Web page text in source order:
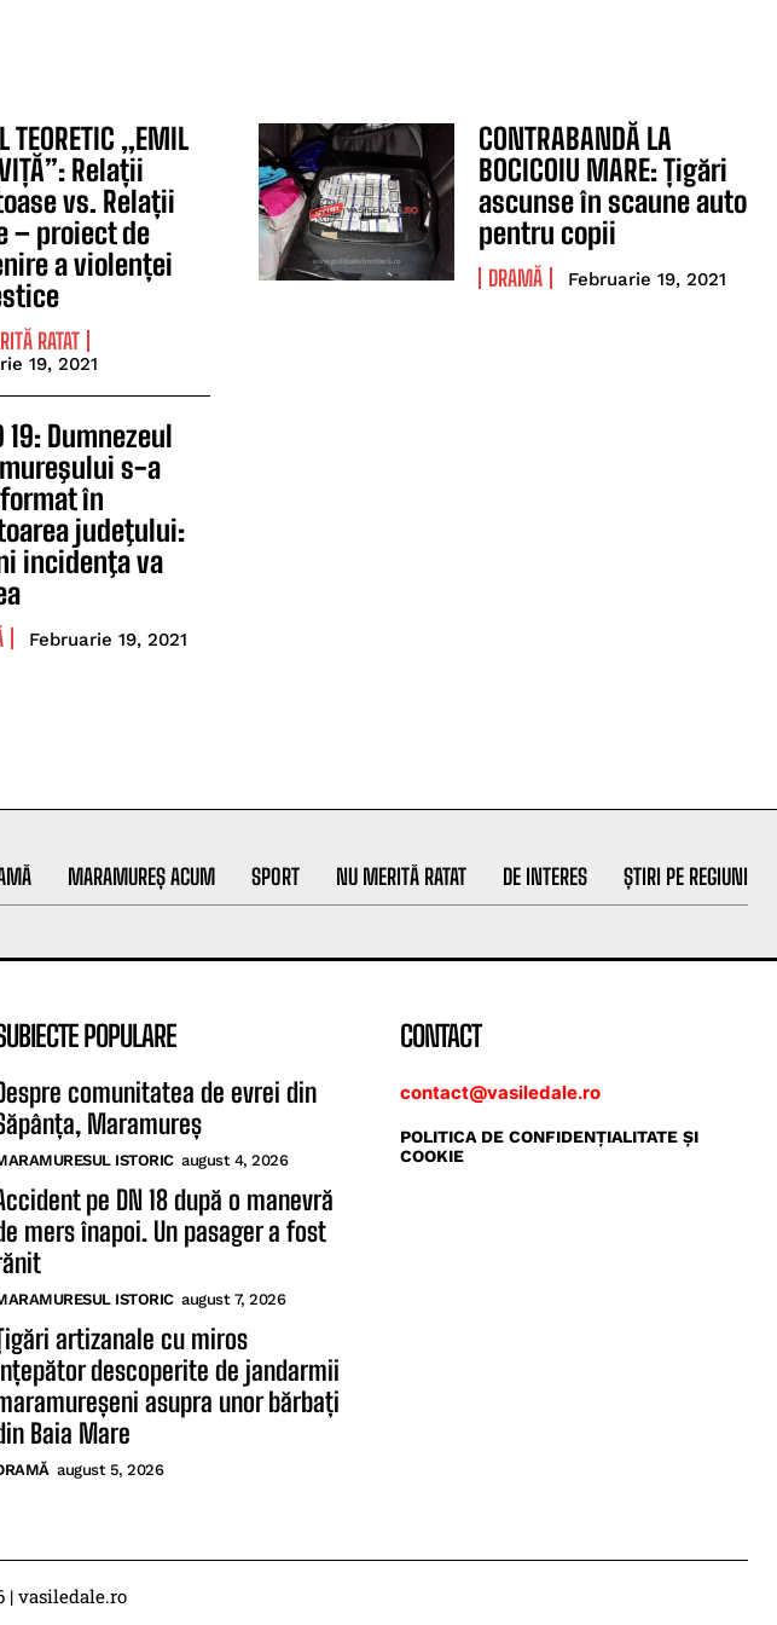
TEORETIC „EMIL
Relații
vs. Relații
– proiect de
a violenței
RATAT
19, 2021
CONTRABANDĂ LA
BOCICOIU MARE: Țigări
ascunse în scaune auto
pentru copii
DRAMĂ Februarie 19, 2021
19: Dumnezeul
s-a
în
judeţului:
incidenţa va
Februarie 19, 2021
MARAMUREȘ ACUM SPORT NU MERITĂ RATAT DE INTERES ȘTIRI PE REGIUNI
POPULARE
comunitatea de evrei din
Maramureș
ISTORIC august 4, 2026
pe DN 18 după o manevră
mers înapoi. Un pasager a fost
ISTORIC august 7, 2026
artizanale cu miros
descoperite de jandarmii
asupra unor bărbați
Baia Mare
august 5, 2026
CONTACT
contact@vasiledale.ro
POLITICA DE CONFIDENŢIALITATE ŞI
COOKIE
| vasiledale.ro